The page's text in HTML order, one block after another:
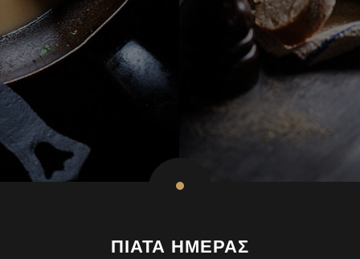
ΠΙΑΤΑ ΗΜΕΡΑΣ